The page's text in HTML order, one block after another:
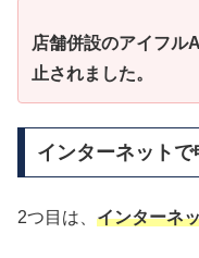
店舗併設のアイフル
止されました。
インターネットで
2つ目は、 インターネ